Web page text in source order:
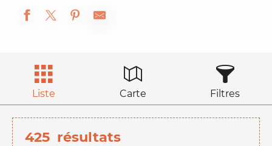
Liste Carte Filtres
425 résultats